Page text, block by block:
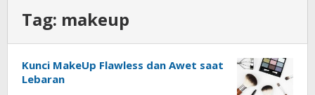
Tag: makeup
Kunci MakeUp Flawless dan Awet saat
Lebaran